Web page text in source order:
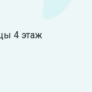
4 этаж